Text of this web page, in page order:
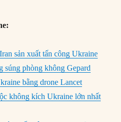
sản xuất tấn công Ukraine
súng phòng không Gepard
bằng drone Lancet
không kích Ukraine lớn nhất